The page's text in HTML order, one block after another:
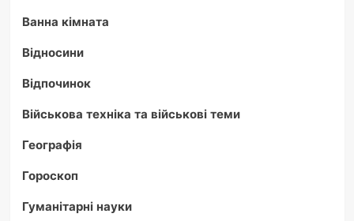
Ванна кімната
Відносини
Відпочинок
Військова техніка та військові теми
Географія
Гороскоп
Гуманітарні науки